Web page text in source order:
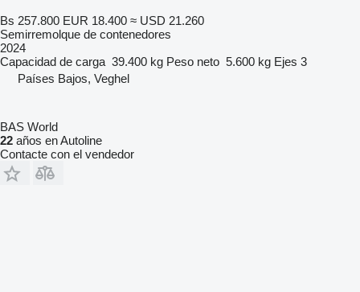
Bs 257.800 EUR 18.400 ≈ USD 21.260
Semirremolque de contenedores
2024
Capacidad de carga 39.400 kg Peso neto 5.600 kg Ejes 3
Países Bajos, Veghel
BAS World
22 años en Autoline
Contacte con el vendedor